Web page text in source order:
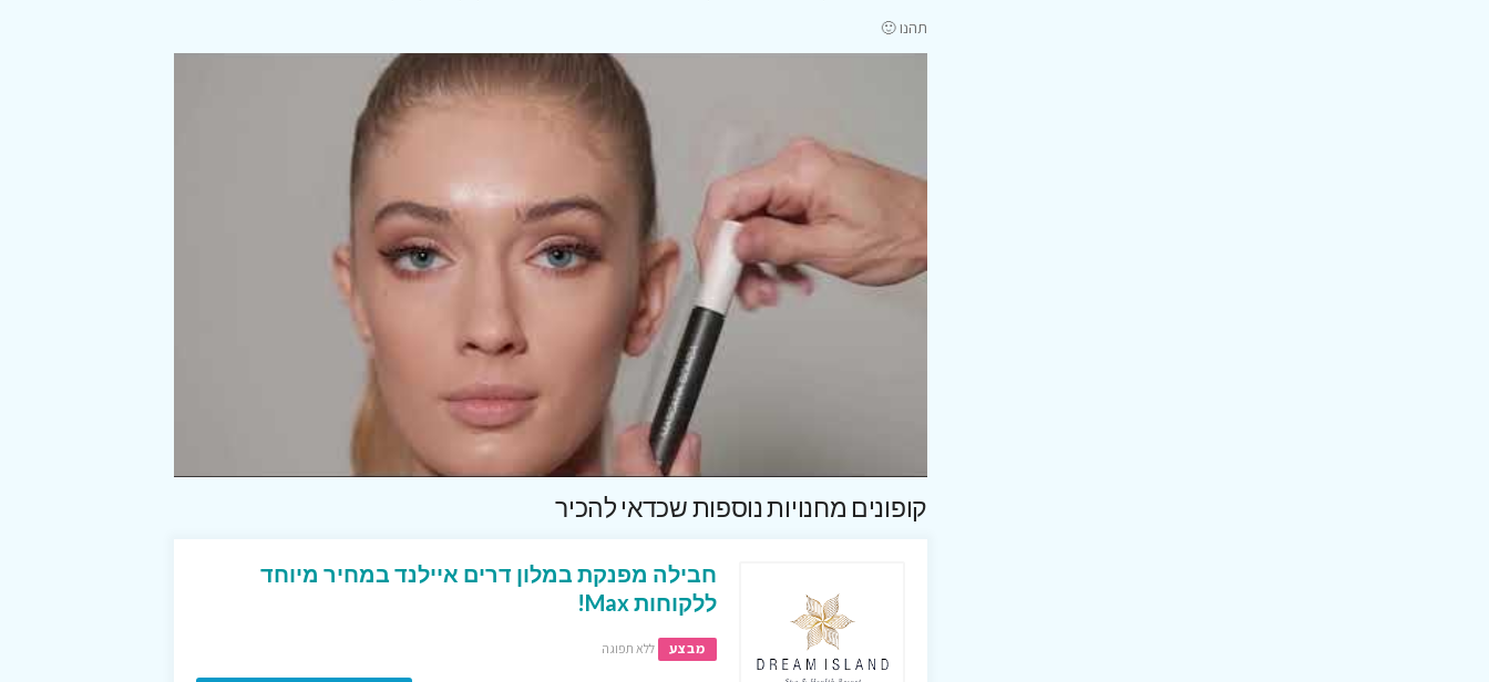
תהנו 🙂
קופונים מחנויות נוספות שכדאי להכיר
חבילה מפנקת במלון דרים איילנד במחיר מיוחד
ללקוחות Max!
מבצע ללא תפוגה